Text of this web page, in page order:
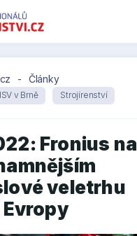
- Články
v Brně Strojírenství
Fronius na
veletrhu